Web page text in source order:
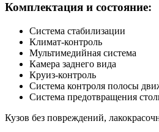
Комплектация и состояние:
Система стабилизации
Климат-контроль
Мультимедийная система
Камера заднего вида
Круиз-контроль
Система контроля полосы
Система предотвращения
Кузов без повреждений,